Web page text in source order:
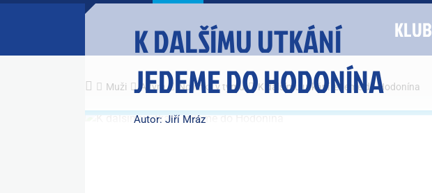
KLUB
Muži A tým Novinky v týmu K dalšímu utkání jedeme do Hodonína
K DALŠÍMU UTKÁNÍ
JEDEME DO HODONÍNA
Autor: Jiří Mráz